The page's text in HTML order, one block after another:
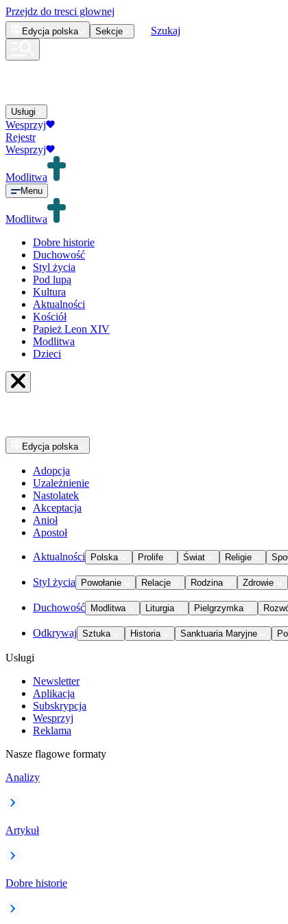
Przejdz do tresci glownej
Edycja polska Sekcje Szukaj
Usługi
Wesprzyj
Rejestr
Wesprzyj
Modlitwa
Menu
Modlitwa
Dobre historie
Duchowość
Styl życia
Pod lupą
Kultura
Aktualności
Kościół
Papież Leon XIV
Modlitwa
Dzieci
Edycja polska
Adopcja
Uzależnienie
Nastolatek
Akceptacja
Anioł
Apostoł
Aktualności Polska Prolife Świat Religie
Styl życia Powołanie Relacje Rodzina Zdrowie
Duchowość Modlitwa Liturgia Pielgrzymka
Odkrywaj Sztuka Historia Sanktuaria Maryjne
Usługi
Newsletter
Aplikacja
Subskrypcja
Wesprzyj
Reklama
Nasze flagowe formaty
Analizy
Artykuł
Dobre historie